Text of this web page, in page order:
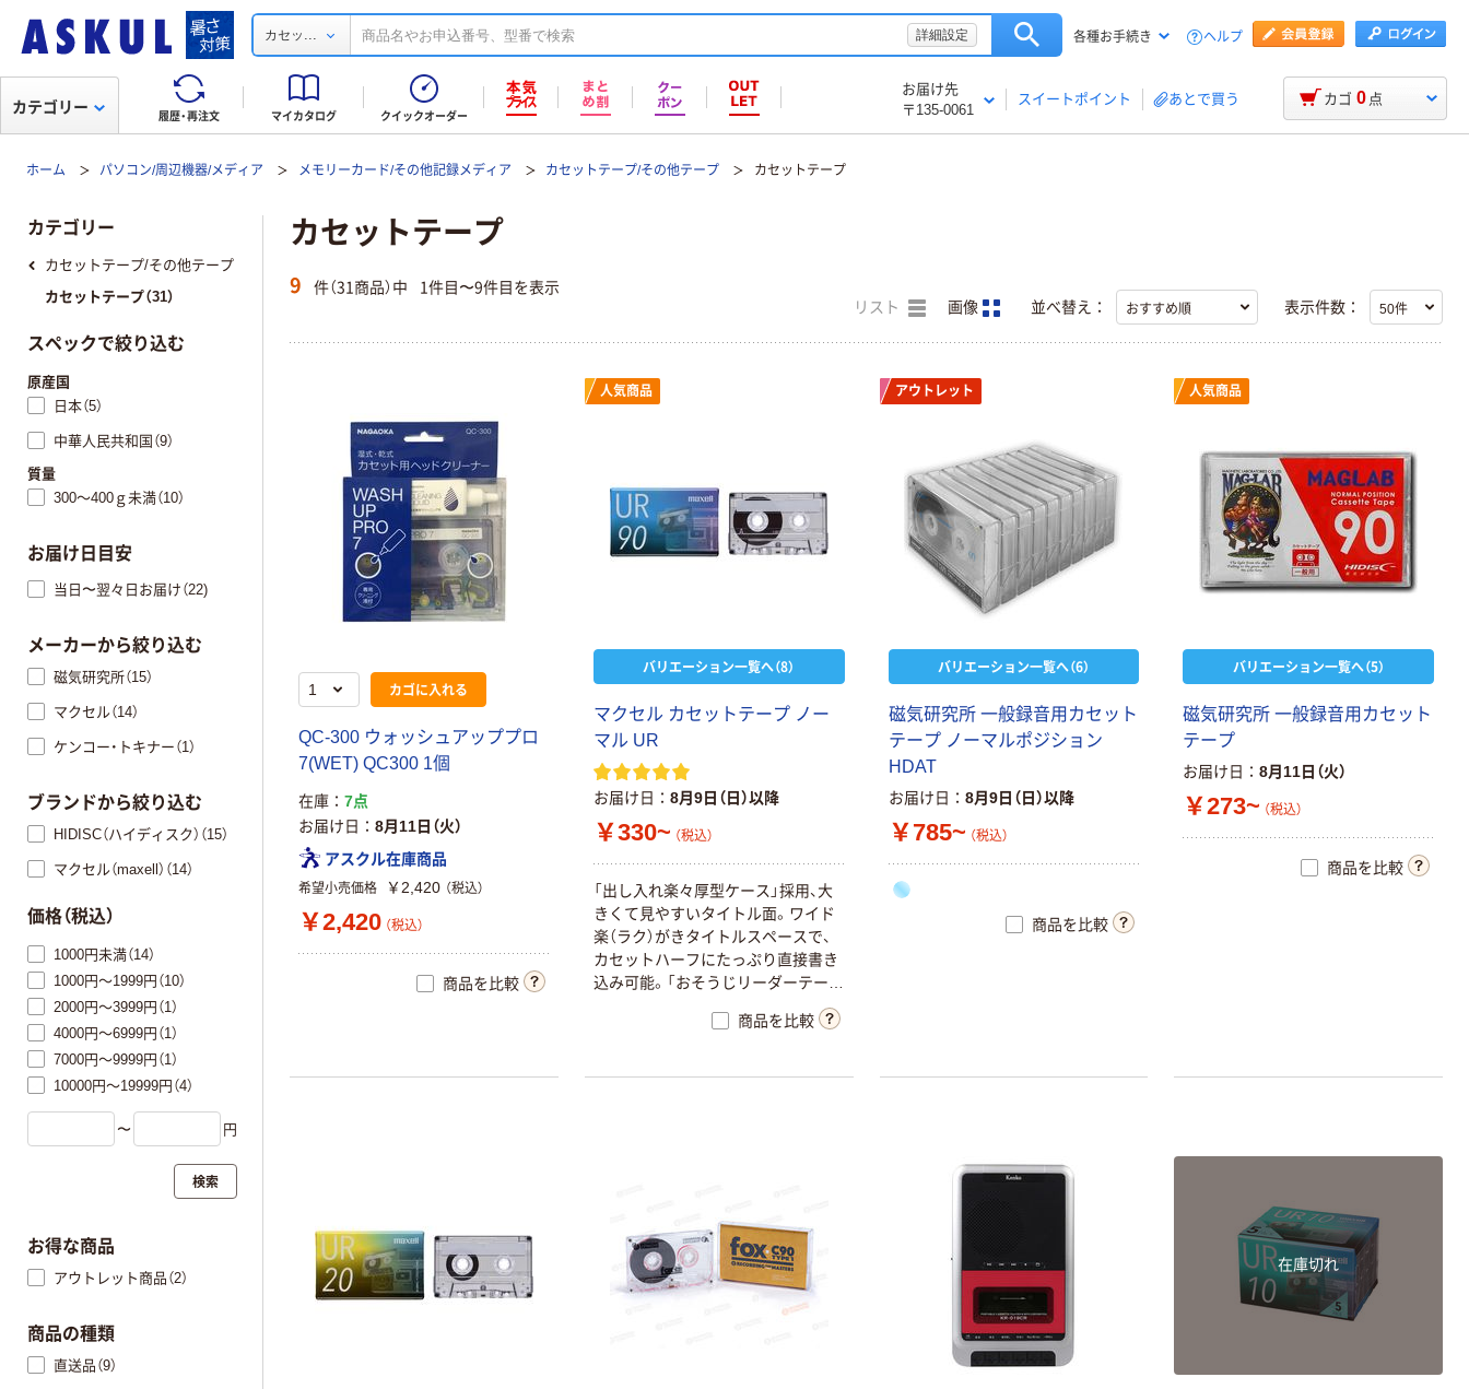
カセッ ... 詳細設定 各種お手続き ヘルプ
履歴・再注文 マイカタログ クイックオーダー
お届け先
〒135-0061
スイートポイント あとで買う
カテゴリー カゴ 0 点
ホーム パソコン/周辺機器/メディア メモリーカード/その他記録メディア カセットテープ/その他テープ カセットテープ
カセットテープ
9 件（31商品）中 1件目〜9件目を表示
リスト 画像 並べ替え： 表示件数：
カゴに入れる
QC-300 ウォッシュアッププロ
7(WET) QC300 1個
在庫
7点
お届け日
8月11日（火）
アスクル在庫商品
希望小売価格 ￥2,420 （税込）
￥2,420 （税込）
商品を比較
人気商品
バリエーション一覧へ（8）
マクセル カセットテープ ノー
マル UR
お届け日 8月9日（日）以降
￥330~ （税込）
「出し入れ楽々厚型ケース」採用、大
きくて見やすいタイトル面。ワイド
楽（ラク）がきタイトルスペースで、
カセットハーフにたっぷり直接書き
込み可能。「おそうじリーダーテー
プ」採用。カラフルタイトルラベル
商品を比較
アウトレット
バリエーション一覧へ（6）
磁気研究所 一般録音用カセット
テープ ノーマルポジション
HDAT
お届け日 8月9日（日）以降
￥785~ （税込）
商品を比較
人気商品
バリエーション一覧へ（5）
磁気研究所 一般録音用カセット
テープ
お届け日 8月11日（火）
￥273~ （税込）
商品を比較
在庫切れ
カテゴリー
カセットテープ/その他テープ
カセットテープ（31）
スペックで絞り込む
原産国
日本（5）
中華人民共和国（9）
質量
300～400ｇ未満（10）
お届け日目安
当日〜翌々日お届け（22)
メーカーから絞り込む
磁気研究所（15）
マクセル（14）
ケンコー・トキナー（1）
ブランドから絞り込む
HIDISC（ハイディスク）（15）
マクセル（maxell）（14）
価格（税込）
1000円未満（14）
1000円～1999円（10）
2000円～3999円（1）
4000円～6999円（1）
7000円～9999円（1）
10000円～19999円（4）
〜 円
検索
お得な商品
アウトレット商品（2）
商品の種類
直送品（9）